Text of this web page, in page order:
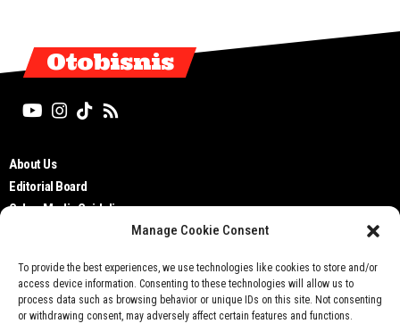
Manage Cookie Consent
To provide the best experiences, we use technologies like cookies to store and/or
access device information. Consenting to these technologies will allow us to
process data such as browsing behavior or unique IDs on this site. Not consenting
or withdrawing consent, may adversely affect certain features and functions.
Otobisnis
About Us
Editorial Board
Cyber Media Guidelines
Privacy Policy
Contact Us